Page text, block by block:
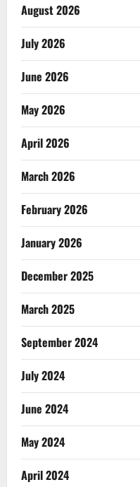
August 2026
July 2026
June 2026
May 2026
April 2026
March 2026
February 2026
January 2026
December 2025
March 2025
September 2024
July 2024
June 2024
May 2024
April 2024